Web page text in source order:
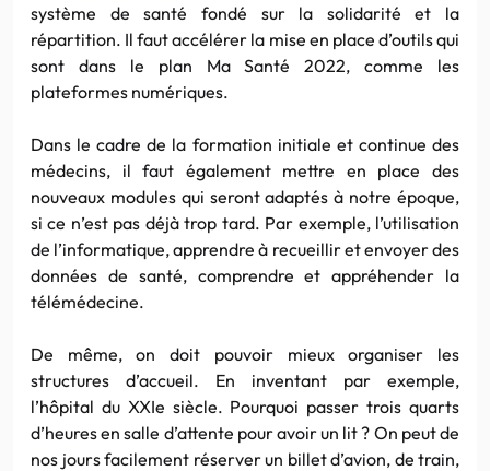
système de santé fondé sur la solidarité et la
répartition. Il faut accélérer la mise en place d’outils qui
sont dans le plan Ma Santé 2022, comme les
plateformes numériques.
Dans le cadre de la formation initiale et continue des
médecins, il faut également mettre en place des
nouveaux modules qui seront adaptés à notre époque,
si ce n’est pas déjà trop tard. Par exemple, l’utilisation
de l’informatique, apprendre à recueillir et envoyer des
données de santé, comprendre et appréhender la
télémédecine.
De même, on doit pouvoir mieux organiser les
structures d’accueil. En inventant par exemple,
l’hôpital du XXIe siècle. Pourquoi passer trois quarts
d’heures en salle d’attente pour avoir un lit ? On peut de
nos jours facilement réserver un billet d’avion, de train,